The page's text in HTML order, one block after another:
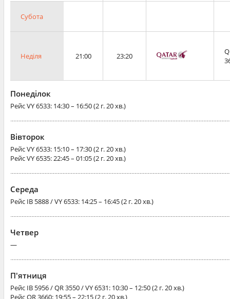
Субота
Неділя 21:00 23:20
Понеділок
РейсVY 6533: 14:30 – 16:50 (2 г. 20 хв.)
Вівторок
РейсVY 6533: 15:10 – 17:30 (2 г. 20 хв.)
РейсVY 6535: 22:45 – 01:05 (2 г. 20 хв.)
Середа
Рейс IB 5888 / VY 6533: 14:25 – 16:45 (2 г. 20 хв.)
Четвер
—
П'ятниця
Рейс IB 5956 / QR 3550 / VY 6531: 10:30 – 12:50 (2 г. 20 хв.)
РейсQR 3660: 19:55 – 22:15 (2 г. 20 хв.)